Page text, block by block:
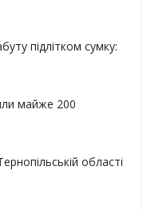
підлітком сумку:
майже 200
області